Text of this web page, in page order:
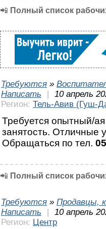
📲 Полный список
Требуются »
Написать
|
10 апрель
Регион: Тель-Авив (Гуш-
Требуется опытный/
занятость. Отличные
Обращаться по тел.
📲 Полный список
Требуются » Продавцы,
Написать
|
10 апрель
Регион: Центр